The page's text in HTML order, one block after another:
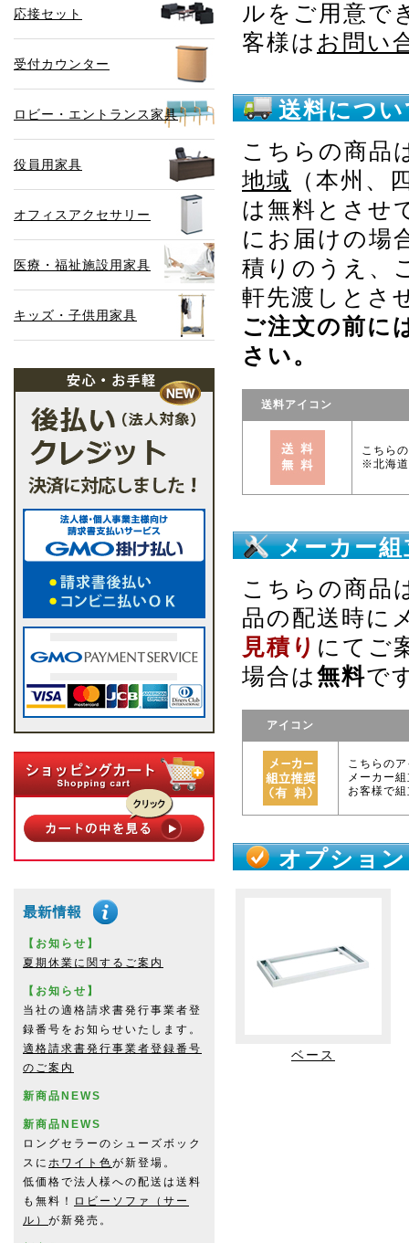
応接セット
受付カウンター
ロビー・エントランス家具
役員用家具
オフィスアクセサリー
医療・福祉施設用家具
キッズ・子供用家具
【お知らせ】
夏期休業に関するご案内
【お知らせ】
当社の適格請求書発行事業者登
録番号をお知らせいたします。
適格請求書発行事業者登録番号
のご案内
新商品NEWS
新商品NEWS
ロングセラーのシューズボック
スに ホワイト色が新登場。
低価格で法人様への配送は送料
も無料！
ロビーソファ（サー
ル） が新発売。
ルをご用意で
客様は お問い
送料につ
こちらの商品
地域
（本州、
は無料とさせ
にお届けの場
積りのうえ、
軒先渡しとさ
ご注文の前に
さい。
送料アイコン
こちら
※北海道
メーカー
こちらの商品
品の配送時に
見積り にてご
場合は無料で
アイコン
こちらの
メーカー
お客様で
オプショ
ベース